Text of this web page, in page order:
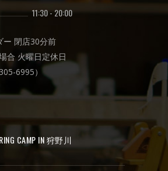
11:30-20:00
閉店30分前
合 火曜日定休日
6995）
CAMP IN 狩野川